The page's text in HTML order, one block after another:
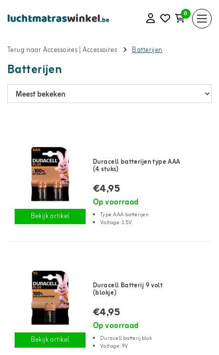
0
Terug naar Accessoires | Accessoires Batterijen
Batterijen
Bekijk artikel
Duracell batterijen type AAA
(4 stuks)
€4,95
Op voorraad
Type AAA batterijen
Voltage: 1.5V
Bekijk artikel
Duracell Batterij 9 volt
(blokje)
€4,95
Op voorraad
Duracell batterij blok
Voltage: 9V